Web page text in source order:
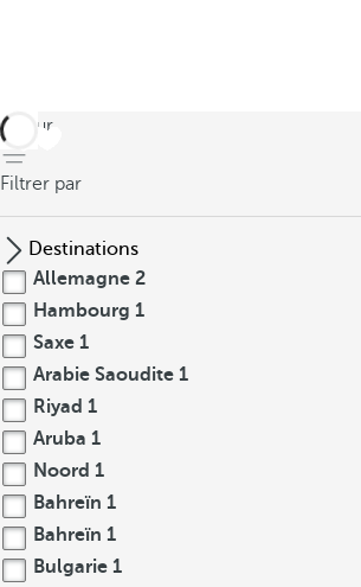
retour
Filtrer par
Destinations
Allemagne 2
Hambourg 1
Saxe 1
Arabie Saoudite 1
Riyad 1
Aruba 1
Noord 1
Bahreïn 1
Bahreïn 1
Bulgarie 1